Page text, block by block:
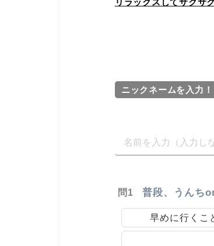
ニックネームを入力！
問1 普段、うんち
早めに行くこ